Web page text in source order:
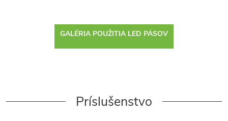
GALÉRIA POUŽITIA LED PÁSOV
Príslušenstvo